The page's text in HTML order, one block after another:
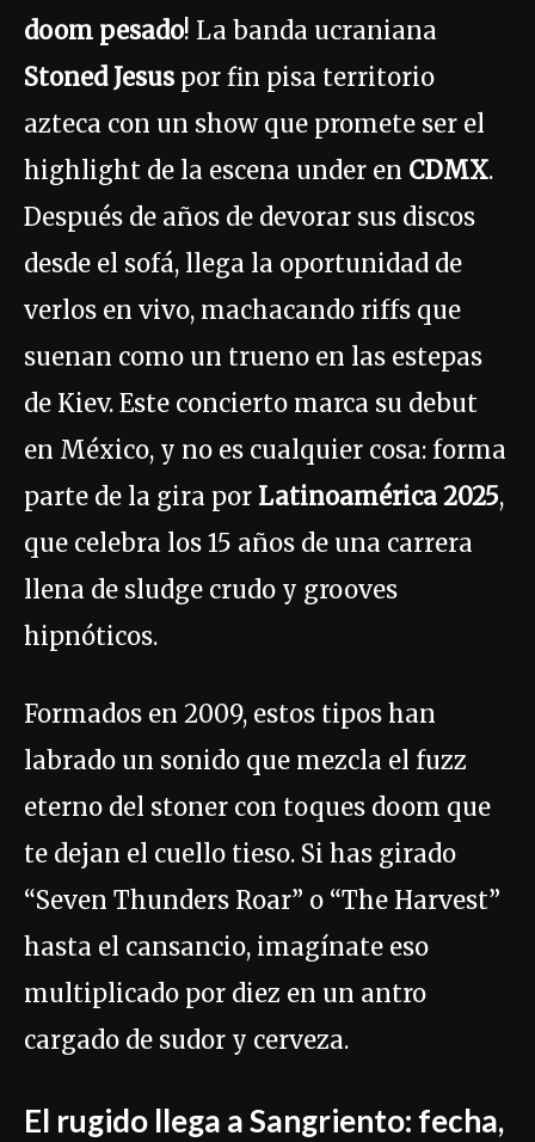
doom pesado! La banda ucraniana
Stoned Jesus por fin pisa territorio
azteca con un show que promete ser el
highlight de la escena under en CDMX.
Después de años de devorar sus discos
desde el sofá, llega la oportunidad de
verlos en vivo, machacando riffs que
suenan como un trueno en las estepas
de Kiev. Este concierto marca su debut
en México, y no es cualquier cosa: forma
parte de la gira por Latinoamérica 2025,
que celebra los 15 años de una carrera
llena de sludge crudo y grooves
hipnóticos.
Formados en 2009, estos tipos han
labrado un sonido que mezcla el fuzz
eterno del stoner con toques doom que
te dejan el cuello tieso. Si has girado
“Seven Thunders Roar” o “The Harvest”
hasta el cansancio, imagínate eso
multiplicado por diez en un antro
cargado de sudor y cerveza.
El rugido llega a Sangriento: fecha,